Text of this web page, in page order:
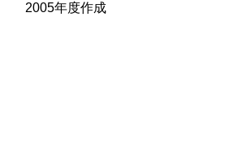
2005年度作成